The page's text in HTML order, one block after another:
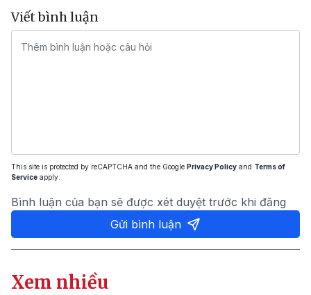
Viết bình luận
This site is protected by reCAPTCHA and the Google Privacy Policy and Terms of
Service apply.
Bình luận của bạn sẽ được xét duyệt trước khi đăng
Gửi bình luận
Xem nhiều